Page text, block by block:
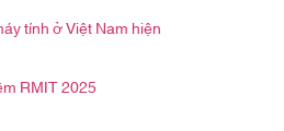
tính ở Việt Nam hiện
RMIT 2025